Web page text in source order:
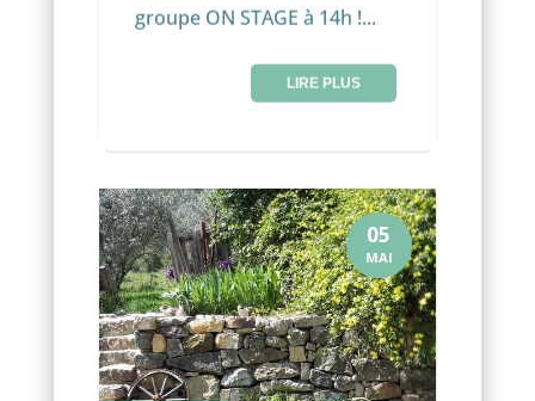
groupe ON STAGE à 14h !...
LIRE PLUS
05
MAI